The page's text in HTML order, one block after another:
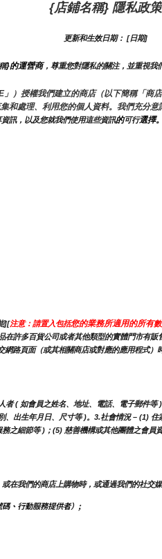
{店鋪名稱} 隱私政策
更新和生效日期： [日期]
}的運營商，尊重您對隱私的關注，並重視我
）授權我們建立的商店（以下簡稱「商
處理、利用您的個人資料。我們充分
訊，以及您就我們使用這些資訊的可行選擇。
][注意：請置入包括您的業務所適用的所有
許多百貨公司或者其他類型的實體門市有
網路頁面（或其相關商店或對應的應用程式
( 如會員之姓名、地址、電話、電子郵件
出生年月日、尺寸等 )。3.社會情況 – (1)
之細節等 )；(5) 慈善機構或其他團體之會員
或在我們的商店上購物時，或通過我們的社交
、行動服務提供者）;